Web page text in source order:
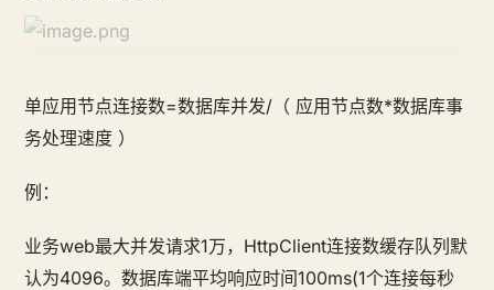
单应用节点连接数=数据库并发/（ 应用节点数*数据库事
务处理速度 ）
例：
业务web最大并发请求1万，HttpClient连接数缓存队列默
认为4096。数据库端平均响应时间100ms(1个连接每秒